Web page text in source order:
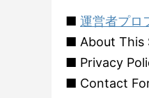
■ 運営者プロ
■ About This
■ Privacy
■ Contact